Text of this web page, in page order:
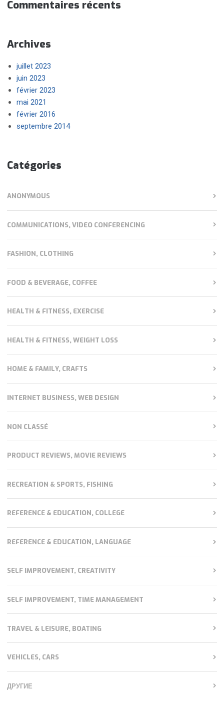
Commentaires récents
Archives
juillet 2023
juin 2023
février 2023
mai 2021
février 2016
septembre 2014
Catégories
ANONYMOUS
COMMUNICATIONS, VIDEO CONFERENCING
FASHION, CLOTHING
FOOD & BEVERAGE, COFFEE
HEALTH & FITNESS, EXERCISE
HEALTH & FITNESS, WEIGHT LOSS
HOME & FAMILY, CRAFTS
INTERNET BUSINESS, WEB DESIGN
NON CLASSÉ
PRODUCT REVIEWS, MOVIE REVIEWS
RECREATION & SPORTS, FISHING
REFERENCE & EDUCATION, COLLEGE
REFERENCE & EDUCATION, LANGUAGE
SELF IMPROVEMENT, CREATIVITY
SELF IMPROVEMENT, TIME MANAGEMENT
TRAVEL & LEISURE, BOATING
VEHICLES, CARS
ДРУГИЕ